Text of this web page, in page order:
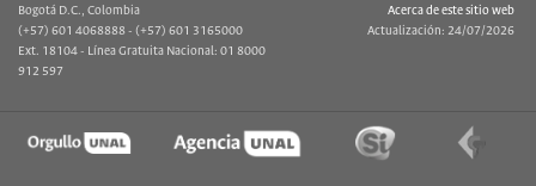
Bogotá D.C., Colombia
(+57) 601 4068888 - (+57) 601 3165000
Ext. 18104 - Línea Gratuita Nacional: 01 8000
912 597
Acerca de este sitio web
Actualización: 24/07/2026